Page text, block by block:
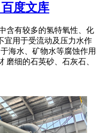
度文库
含有较多的氢特氧性、化
宜用于受流动及压力水作
海水、矿物水等腐蚀作用
磨细的石英砂、石灰石、